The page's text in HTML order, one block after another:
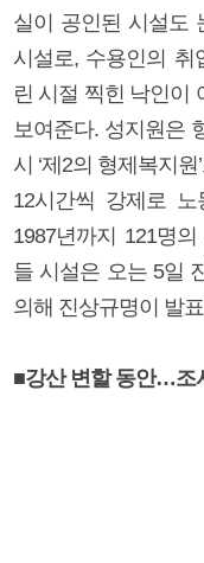
실이 공인된 시설도
시설로, 수용인의 취
린 시절 찍힌 낙인이
보여준다. 성지원은
시 ‘제2의 형제복지
12시간씩 강제로 노
1987년까지 121명
들 시설은 오는 5일
의해 진상규명이 발
■강산 변할 동안…조